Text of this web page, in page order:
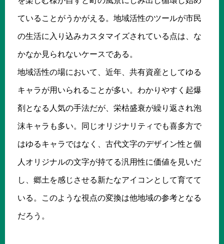
ていることがうかがえる。地域活性のツールが市民
の生活に入り込みカスタマイズされている点は、な
かなか見られないケースである。
地域活性の場において、近年、共有資産としてゆる
キャラが用いられることが多い。わかりやすく起爆
剤となる人気の手法だが、栄枯盛衰が繰り返され泡
沫キャラも多い。同じオリジナリティでも喜多方で
はゆるキャラではなく、古代文字のデザイン性と個
人オリジナルの文字が持てる汎用性に価値を見いだ
し、郷土を感じさせる新たなアイコンとして育てて
いる。このような視点の変換は他地域の参考となる
だろう。